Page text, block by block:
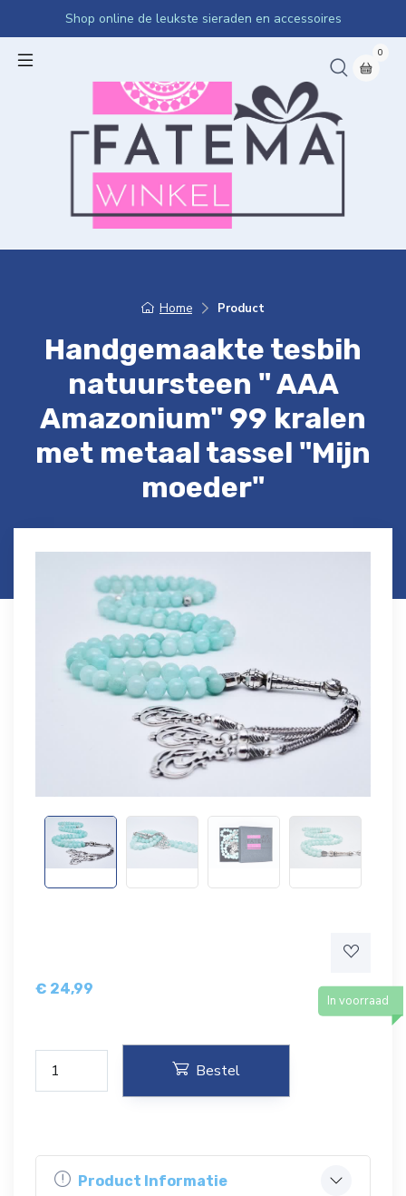
Shop online de leukste sieraden en accessoires
0
Home Product
Handgemaakte tesbih
natuursteen " AAA
Amazonium" 99 kralen
met metaal tassel "Mijn
moeder"
€ 24,99
In voorraad
Bestel
Product Informatie